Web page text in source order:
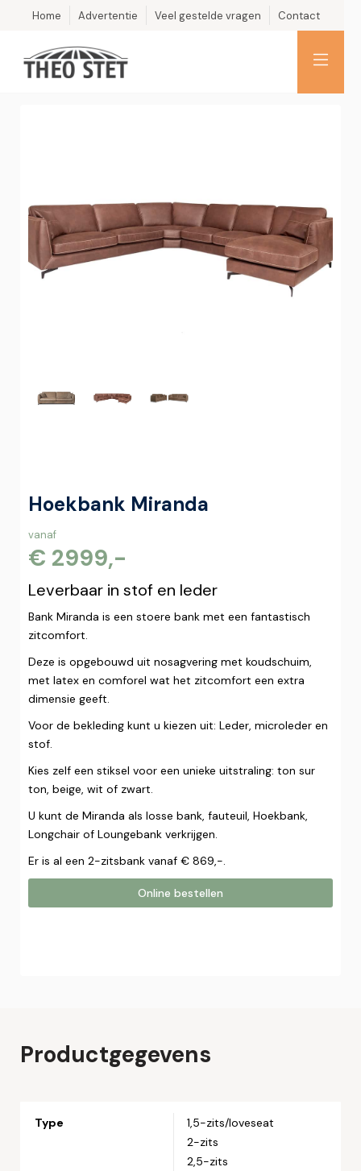
Home Advertentie Veel gestelde vragen Contact
Hoekbank Miranda
vanaf
€ 2999,-
Leverbaar in stof en leder
Bank Miranda is een stoere bank met een fantastisch
zitcomfort.
Deze is opgebouwd uit nosagvering met koudschuim,
met latex en comforel wat het zitcomfort een extra
dimensie geeft.
Voor de bekleding kunt u kiezen uit: Leder, microleder en
stof.
Kies zelf een stiksel voor een unieke uitstraling: ton sur
ton, beige, wit of zwart.
U kunt de Miranda als losse bank, fauteuil, Hoekbank,
Longchair of Loungebank verkrijgen.
Er is al een 2-zitsbank vanaf € 869,-.
Online bestellen
Productgegevens
Type
1,5-zits/loveseat
2-zits
2,5-zits